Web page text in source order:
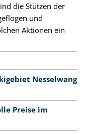
die Stützen der
und
Aktionen ein
Nesselwang
Preise im